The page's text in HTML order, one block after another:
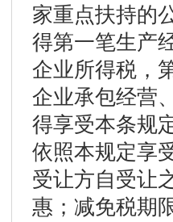
家重点扶持的
得第一笔生产
企业所得税，
企业承包经营
得享受本条规
依照本规定享
受让方自受让
惠；减免税期